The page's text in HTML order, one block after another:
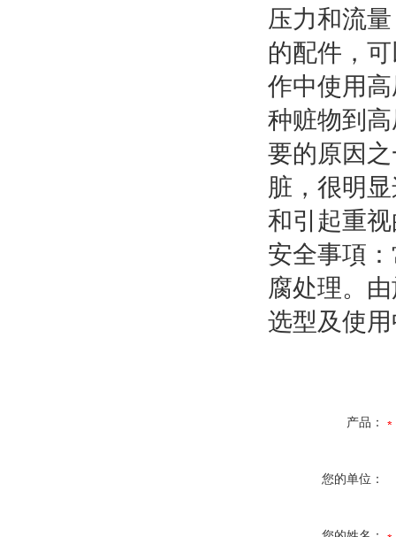
压力和流
的配件，
作中使用
种赃物到
要的原因
脏，很明
和引起重
安全事項
腐处理。
选型及使
产品：
您的单位：